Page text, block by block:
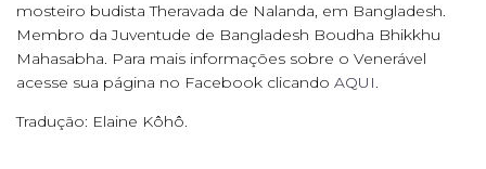
mosteiro budista Theravada de Nalanda, em Bangladesh.
Membro da Juventude de Bangladesh Boudha Bhikkhu
Mahasabha. Para mais informações sobre o Venerável
acesse sua página no Facebook clicando AQUI.
Tradução: Elaine Kôhô.